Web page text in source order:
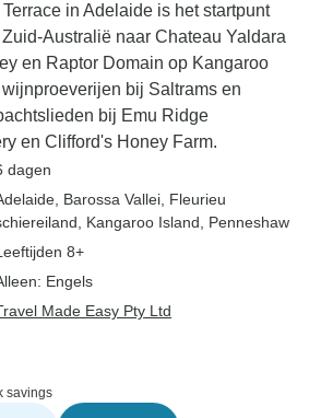
in Adelaide is het startpunt
Australië naar Chateau Yaldara
en Raptor Domain op Kangaroo
wijnproeverijen bij Saltrams en
bij Emu Ridge
en Clifford's Honey Farm.
dagen
, Barossa Vallei , Fleurieu
, Kangaroo Island , Penneshaw
8+
Engels
Made Easy Pty Ltd
savings